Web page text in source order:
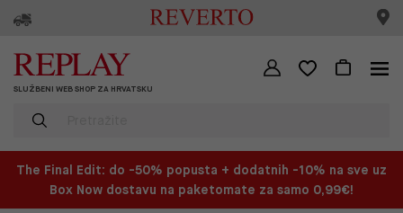
SLUŽBENI WEB SHOP ZA HRVATSKU
The Final Edit: do -50% popusta + dodatnih -10% na sve uz
Box Now dostavu na paketomate za samo 0,99€!